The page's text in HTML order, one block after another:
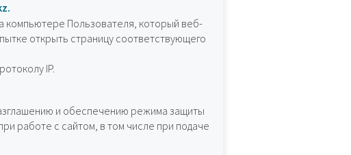
Пользователя, который веб-
открыть страницу соответствующего
IP.
и обеспечению режима защиты
работе с сайтом, в том числе при подаче